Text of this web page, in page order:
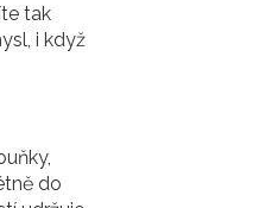
tak
i když
do